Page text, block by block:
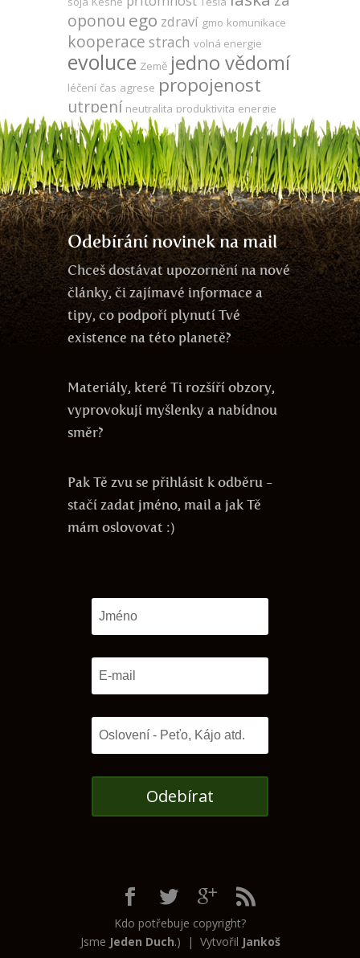
oponou ego zdraví gmo komunikace
kooperace strach volná energie
evoluce Země jedno vědomí
léčení čas agrese propojenost
utrpení neutralita produktivita energie
vývoj udržitelnost meditace veganství
duše vegetariánství odlesňování DNA
zodpovědnostmysl energie
zdarma síla
Odebírání novinek na mail
Chceš dostávat upozornění na nové
články, či zajímavé informace a
tipy, co podpoří plynutí Tvé
existence na této planetě?
Materiály, které Ti rozšíří obzory,
vyprovokují myšlenky a nabídnou
směr?
Pak Tě zvu se přihlásit k odběru -
stačí zadat jméno, mail a jak Tě
mám oslovovat :)
Odebírat
Kdo potřebuje copyright?
Jsme Jeden Duch.) | Vytvořil Jankoš